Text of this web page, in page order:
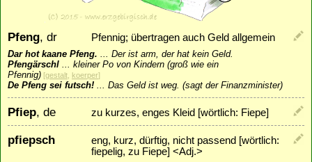
Pfeng, dr Pfennig; übertragen auch Geld allgemein
Dar hot kaane Pfeng. ... Der ist arm, der hat kein Geld.
Pfengärschl ... kleiner Po von Kindern (groß wie ein
Pfennig) [gestalt koerper]
De Pfeng sei futsch! ... Das Geld ist weg. (sagt der Finanzminister)
Pfiep, de zu kurzes, enges Kleid [wörtlich: Fiepe]
pfiepsch
eng, kurz, dürftig, nicht passend [wörtlich:
fiepelig, zu Fiepe] <Adj.>